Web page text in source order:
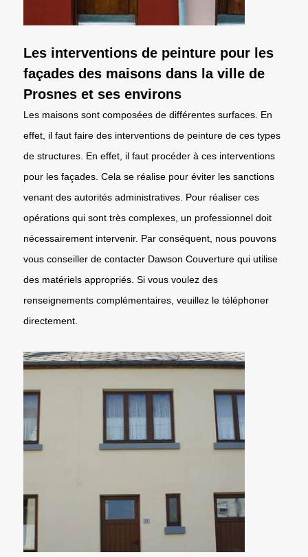
Les interventions de peinture pour les
façades des maisons dans la ville de
Prosnes et ses environs
Les maisons sont composées de différentes surfaces. En
effet, il faut faire des interventions de peinture de ces types
de structures. En effet, il faut procéder à ces interventions
pour les façades. Cela se réalise pour éviter les sanctions
venant des autorités administratives. Pour réaliser ces
opérations qui sont très complexes, un professionnel doit
nécessairement intervenir. Par conséquent, nous pouvons
vous conseiller de contacter Dawson Couverture qui utilise
des matériels appropriés. Si vous voulez des
renseignements complémentaires, veuillez le téléphoner
directement.